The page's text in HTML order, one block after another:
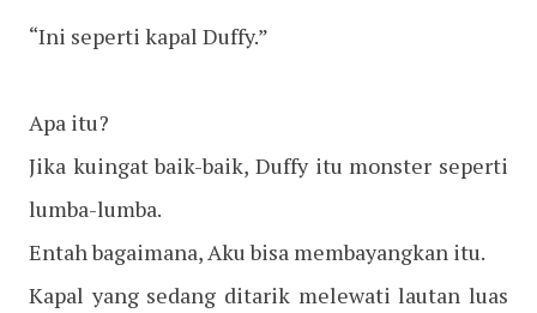
“Ini seperti kapal Duffy.”
Apa itu?
Jika kuingat baik-baik, Duffy itu monster seperti
lumba-lumba.
Entah bagaimana, Aku bisa membayangkan itu.
Kapal yang sedang ditarik melewati lautan luas